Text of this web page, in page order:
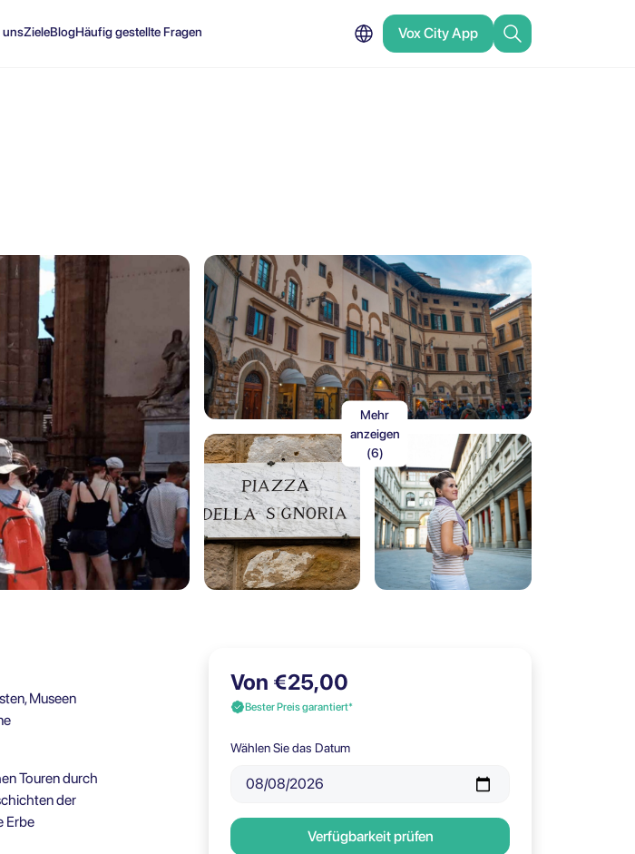
unsZieleBlogHäufig gestellte Fragen Vox City App
Mehr
anzeigen
(6)
Von €25,00
Bester Preis garantiert*
Wählen Sie das Datum
Verfügbarkeit prüfen
Museen
Touren durch
der
Erbe